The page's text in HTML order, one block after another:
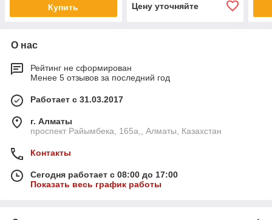
Купить Цену уточняйте
О нас
Рейтинг не сформирован
Менее 5 отзывов за последний год
Работает с 31.03.2017
г. Алматы
проспект Райымбека, 165а,, Алматы, Казахстан
Контакты
Сегодня работает с 08:00 до 17:00
Показать весь график работы